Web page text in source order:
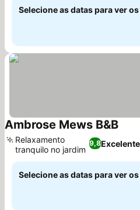
Selecione as datas para ver
Ambrose Mews B&B
9,8Excelente
Relaxamento
tranquilo no jardim
Selecione as datas para ver